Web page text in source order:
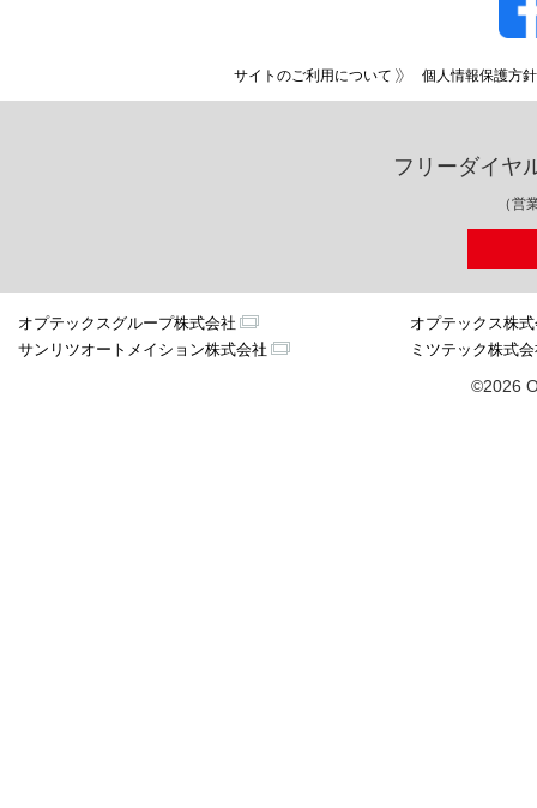
サイトのご利用について 個人情報保護方針
フリーダイヤ
（営
オプテックスグループ株式会社
オプテックス株
サンリツオートメイション株式会社
ミツテック株式
©2026